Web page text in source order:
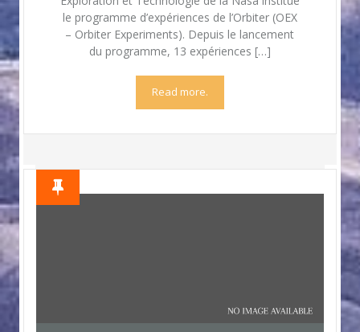
le programme d’expériences de l’Orbiter (OEX
– Orbiter Experiments). Depuis le lancement
du programme, 13 expériences […]
Read more.